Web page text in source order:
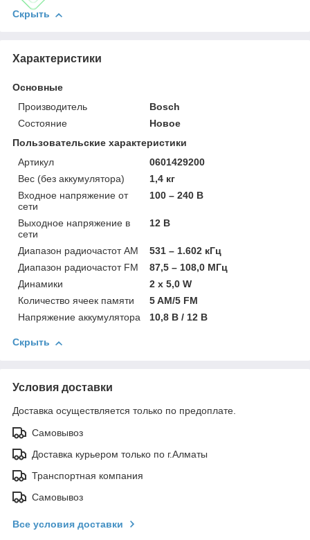
Скрыть
Характеристики
Основные
Производитель
Bosch
Состояние
Новое
Пользовательские характеристики
Артикул
0601429200
Вес (без аккумулятора)
1,4 кг
Входное напряжение от
сети
100 – 240 В
Выходное напряжение в
сети
12 В
Диапазон радиочастот AM
531 – 1.602 кГц
Диапазон радиочастот FM
87,5 – 108,0 МГц
Динамики
2 x 5,0 W
Количество ячеек памяти
5 AM/5 FM
Напряжение аккумулятора
10,8 В / 12 В
Скрыть
Условия доставки
Доставка осуществляется только по предоплате.
Самовывоз
Доставка курьером только по г.Алматы
Транспортная компания
Самовывоз
Все условия доставки